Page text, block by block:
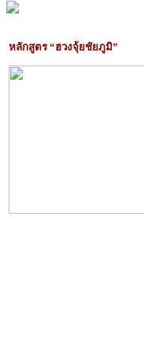
หลักสูตร “ฮวงจุ้ยชัยภูมิ”